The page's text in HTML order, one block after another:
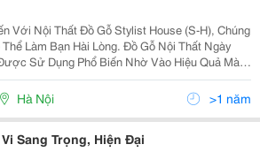
Với Nội Thất Đồ Gỗ Stylist House (S-H), Chúng
Bạn Hài Lòng. Đồ Gỗ Nội Thất Ngày
Sử Dụng Phổ Biến Nhờ Vào Hiệu Quả Mà
Lại Cho Không Gian Kiến Trúc. Xu Thế Của
Đình Hiện Nay Là Muốn Đem Thiên Nhiên Và
Hà Nội >1 năm
Sang Trọng, Hiện Đại